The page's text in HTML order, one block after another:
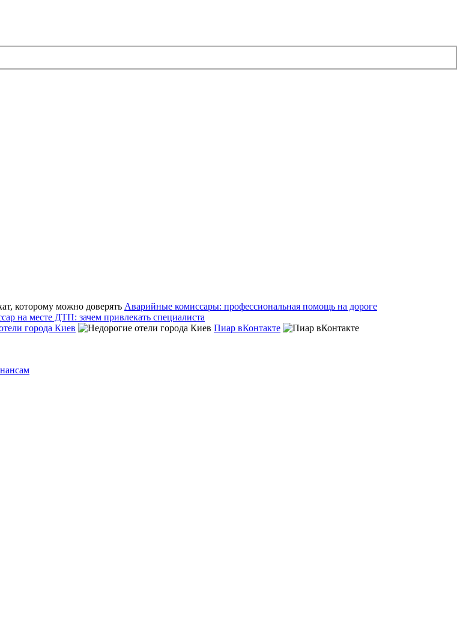
Аварийные комиссары: профессиональная помощь на дороге
на месте ДТП: зачем привлекать специалиста
города Киев
Пиар вКонтакте